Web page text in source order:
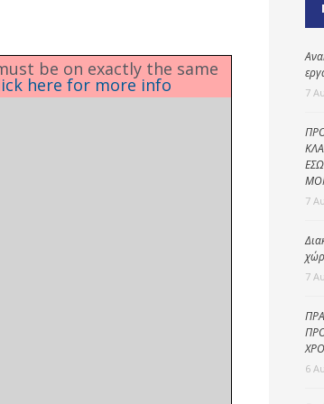
Δημοτική
αστυνομία
be on exactly the same
here for more info 7
7
7
6